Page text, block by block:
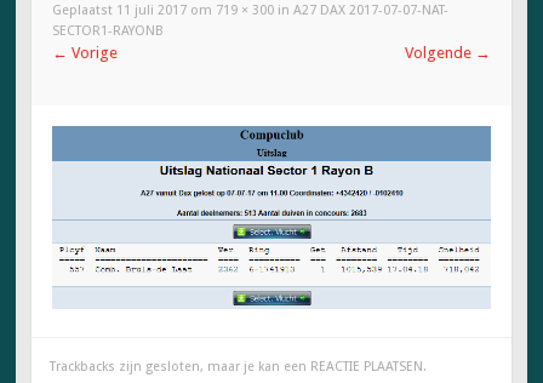
Geplaatst 11 juli 2017 om 719 × 300 inA27 DAX 2017-07-07-NAT-
SECTOR1-RAYONB
← Vorige Volgende →
Trackbacks zijn gesloten, maar je kan een REACTIE PLAATSEN.